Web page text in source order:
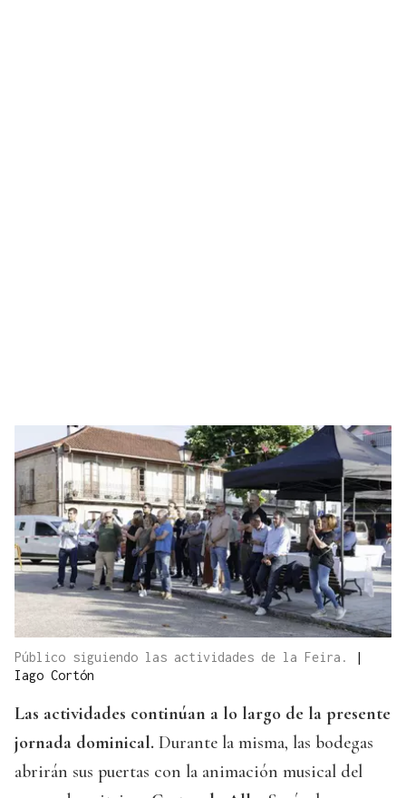
Público siguiendo las actividades de la Feira.
|
Iago Cortón
Las actividades continúan a lo largo de la presente
jornada dominical. Durante la misma, las bodegas
abrirán sus puertas con la animación musical del